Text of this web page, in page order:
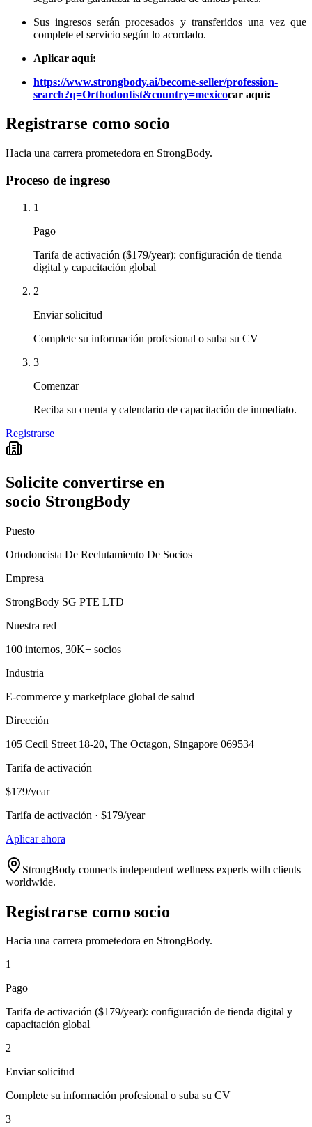
Sus ingresos serán procesados ​​y transferidos una vez que
complete el servicio según lo acordado.
Aplicar aquí:
https://www.strongbody.ai/become-seller/profession-
search?q=Orthodontist&country=mexicocar aquí:
Registrarse como socio
Hacia una carrera prometedora en StrongBody.
Proceso de ingreso
1
Pago
Tarifa de activación ($179/year): configuración de tienda
digital y capacitación global
2
Enviar solicitud
Complete su información profesional o suba su CV
3
Comenzar
Reciba su cuenta y calendario de capacitación de inmediato.
Registrarse
Solicite convertirse en
socio StrongBody
Puesto
Ortodoncista De Reclutamiento De Socios
Empresa
StrongBody SG PTE LTD
Nuestra red
100 internos, 30K+ socios
Industria
E-commerce y marketplace global de salud
Dirección
105 Cecil Street 18-20, The Octagon, Singapore 069534
Tarifa de activación
$179/year
Tarifa de activación · $179/year
Aplicar ahora
StrongBody connects independent wellness experts with clients
worldwide.
Registrarse como socio
Hacia una carrera prometedora en StrongBody.
1
Pago
Tarifa de activación ($179/year): configuración de tienda digital y
capacitación global
2
Enviar solicitud
Complete su información profesional o suba su CV
3